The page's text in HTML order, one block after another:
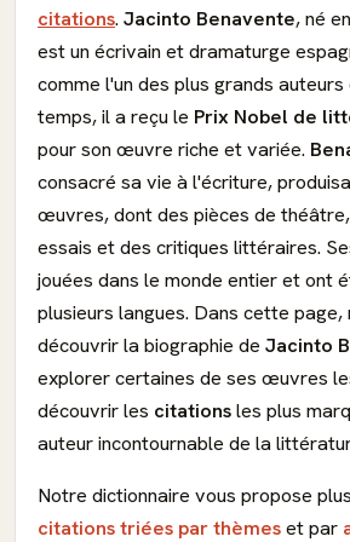
citations. Jacinto Benavente, né
est un écrivain et dramaturge
comme l'un des plus grands
temps, il a reçu le Prix Nobel de
pour son œuvre riche et variée.
consacré sa vie à l'écriture,
œuvres, dont des pièces de
essais et des critiques littéraires.
jouées dans le monde entier et ont
plusieurs langues. Dans cette page,
découvrir la biographie de Jacinto
explorer certaines de ses œuvres
découvrir les citationsles plus
auteur incontournable de la
Notre dictionnaire vous propose
citations triées par thèmeset par